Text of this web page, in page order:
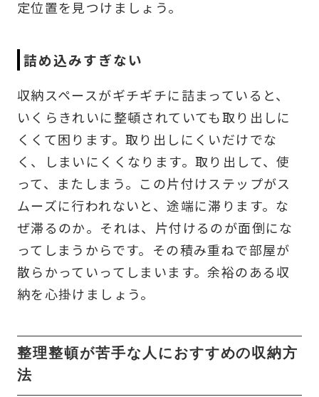
定位置を見つけましょう。
詰め込みすぎない
収納スペースがギチギチに詰まっていると、
いくらきれいに整頓されていても取り出しに
くくて困ります。取り出しにくいだけでな
く、しまいにくくなります。取り出して、使
って、またしまう。この片付けステップがス
ムーズに行われないと、途端に滞ります。な
ぜ滞るのか。それは、片付けるのが面倒にな
ってしまうからです。その積み重ねで部屋が
散らかっていってしまいます。余裕のある収
納を心掛けましょう。
整理整頓が苦手な人におすすめの収納方
法